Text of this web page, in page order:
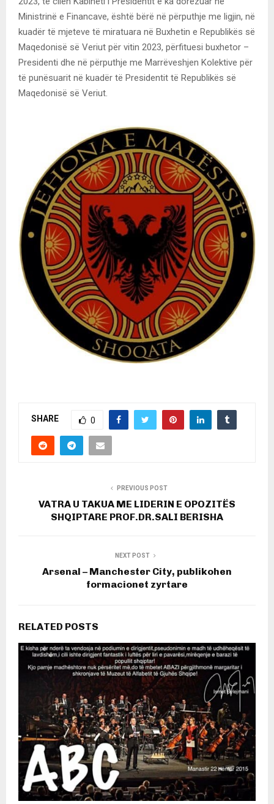
Ministrinë e Financave, është bërë në përputhje me ligjin, në
kuadër të mjeteve të miratuara në Buxhetin e Republikës së
Maqedonisë së Veriut për vitin 2023, përfituesi buxhetor –
Presidenti dhe në përputhje me Marrëveshjen Kolektive për
të punësuarit në kuadër të Presidentit të Republikës së
Maqedonisë së Veriut.
SHARE 0
PREVIOUS POST
VATRA U TAKUA ME LIDERIN E OPOZITËS
SHQIPTARE PROF.DR.SALI BERISHA
NEXT POST
Arsenal – Manchester City, publikohen
formacionet zyrtare
RELATED POSTS